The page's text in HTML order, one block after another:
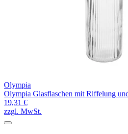
Olympia
Olympia Glasflaschen mit Riffelung
19,31 €
zzgl. MwSt.